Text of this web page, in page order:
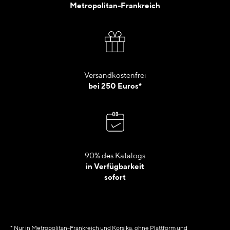
Metropolitan-Frankreich
Versandkostenfrei
bei 250 Euros*
90% des Katalogs
in Verfügbarkeit
sofort
* Nur in Metropolitan-Frankreich und Korsika, ohne Plattform und